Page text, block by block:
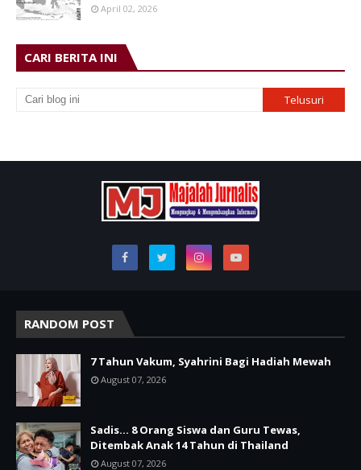
April 02, 2026
CARI BERITA INI
RANDOM POST
7 Tahun Vakum, Syahrini Bagi Hadiah Mewah
August 07, 2026
Sadis… 8 Orang Siswa dan Guru Tewas,
Ditembak Anak 14 Tahun di Thailand
August 07, 2026